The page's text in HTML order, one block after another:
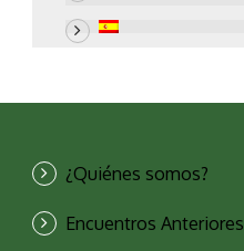
¿Quiénes somos?
Encuentros Anteriores